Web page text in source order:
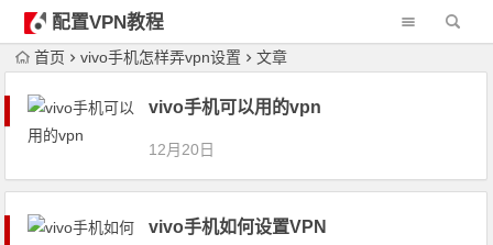
配置VPN教程
首页 vivo手机怎样弄vpn设置 文章
vivo手机可以用的vpn
12月20日
vivo手机如何设置VPN